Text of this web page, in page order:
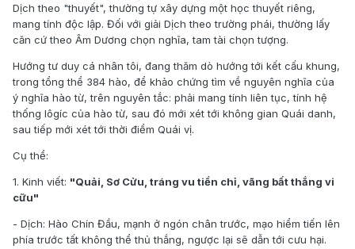
Dịch theo "thuyết", thường tự xây dựng một học thuyết riêng,
mang tính độc lập. Đối với giải Dịch theo trường phái, thường lấy
căn cứ theo Âm Dương chọn nghĩa, tam tài chọn tượng.
Hướng tư duy cá nhân tôi, đang thăm dò hướng tới kết cấu khung,
trong tổng thể 384 hào, để khảo chứng tìm về nguyên nghĩa của
ý nghĩa hào từ, trên nguyên tắc: phải mang tính liên tục, tính hệ
thống lôgíc của hào từ, sau đó mới xét tới không gian Quái danh,
sau tiếp mới xét tới thời điểm Quái vị.
Cụ thể:
1. Kinh viết: "Quải, Sơ Cửu, tráng vu tiền chỉ, vãng bất thắng vi
cữu"
- Dịch: Hào Chín Đầu, mạnh ở ngón chân trước, mạo hiểm tiến lên
phía trước tất không thể thủ thắng, ngược lại sẽ dẫn tới cưu hại.